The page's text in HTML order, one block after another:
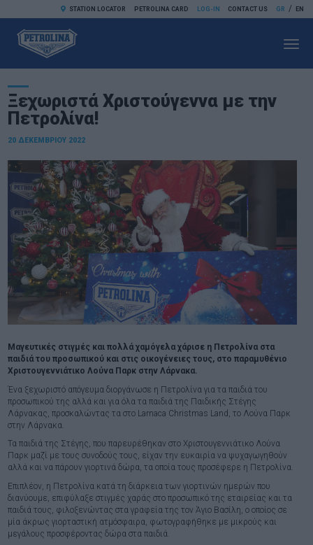
GR / EN
STATION LOCATOR PETROLINA CARD LOG-IN CONTACT US
Ξεχωριστά Χριστούγεννα με την
Πετρολίνα!
20 ΔΕΚΕΜΒΡΊΟΥ 2022
Μαγευτικές στιγμές και πολλά χαμόγελα χάρισε η Πετρολίνα στα
παιδιά του προσωπικού και στις οικογένειες τους, στο παραμυθένιο
Χριστουγεννιάτικο Λούνα Παρκ στην Λάρνακα.
Ένα ξεχωριστό απόγευμα διοργάνωσε η Πετρολίνα για τα παιδιά του
προσωπικού της αλλά και για όλα τα παιδιά της Παιδικής Στέγης
Λάρνακας, προσκαλώντας τα στο Larnaca Christmas Land, το Λούνα Παρκ
στην Λάρνακα.
Τα παιδιά της Στέγης, που παρευρέθηκαν στο Χριστουγεννιάτικο Λούνα
Παρκ μαζί με τους συνοδούς τους, είχαν την ευκαιρία να ψυχαγωγηθούν
αλλά και να πάρουν γιορτινά δώρα, τα οποία τους προσέφερε η Πετρολίνα.
Επιπλέον, η Πετρολίνα κατά τη διάρκεια των γιορτινών ημερών που
διανύουμε, επιφύλαξε στιγμές χαράς στο προσωπικό της εταιρείας και τα
παιδιά τους, φιλοξενώντας στα γραφεία της τον Άγιο Βασίλη, ο οποίος σε
μία άκρως γιορταστική ατμόσφαιρα, φωτογραφήθηκε με μικρούς και
μεγάλους προσφέροντας δώρα στα παιδιά.